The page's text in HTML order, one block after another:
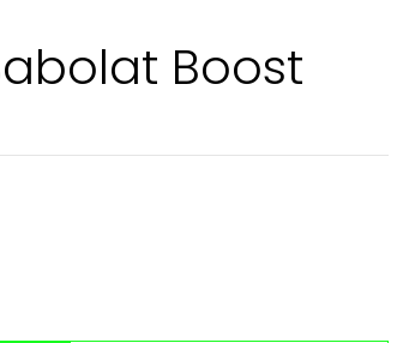
Boost